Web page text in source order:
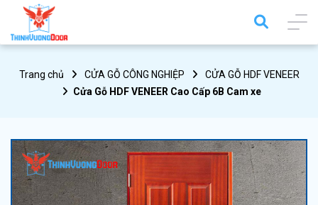
Trang chủ CỬA GỖ CÔNG NGHIỆP
CỬA GỖ HDF VENEER
Cửa Gỗ HDF VENEER Cao Cấp 6B Cam xe